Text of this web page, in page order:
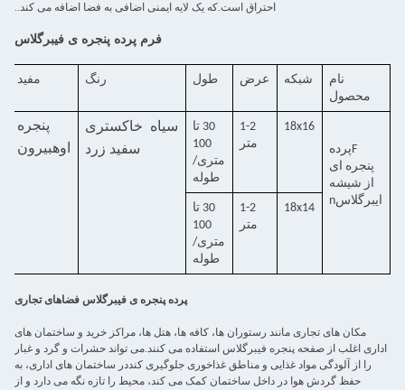
احتراق است.که یک لایه ایمنی اضافی به فضا اضافه می کند..
فرم پرده پنجره ی فیبرگلاس
نام
محصول
شبکه عرض طول رنگ مفید
Fپرده
پنجره ای
از شیشه
ایبرگلاسn
18x16
1-2
متر
30 تا
100
متری/
طوله
سیاه
خاکستری
سفید زرد
پنجره
اوهبیرون
18x14
1-2
متر
30 تا
100
متری/
طوله
پرده پنجره ی فیبرگلاس فضاهای تجاری
مکان های تجاری مانند رستوران ها، کافه ها، هتل ها، مراکز خرید و ساختمان های
اداری اغلب از صفحه پنجره فیبرگلاس استفاده می کنند.می تواند حشرات و گرد و غبار
را از آلودگی مواد غذایی و مناطق غذاخوری جلوگیری کنددر ساختمان های اداری، به
حفظ گردش هوا در داخل ساختمان کمک می کند، محیط را تازه نگه می دارد و از